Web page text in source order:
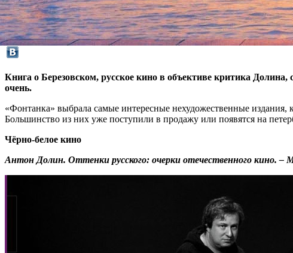
Книга о Березовском, русское кино в объективе критика Долина,
очень.
«Фонтанка» выбрала самые интересные нехудожественные
Большинство из них уже поступили в продажу или появятся на
Чёрно-белое кино
Антон Долин. Оттенки русского: очерки отечественного кино.